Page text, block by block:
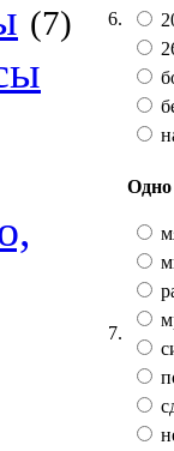
(7) 6.
7.